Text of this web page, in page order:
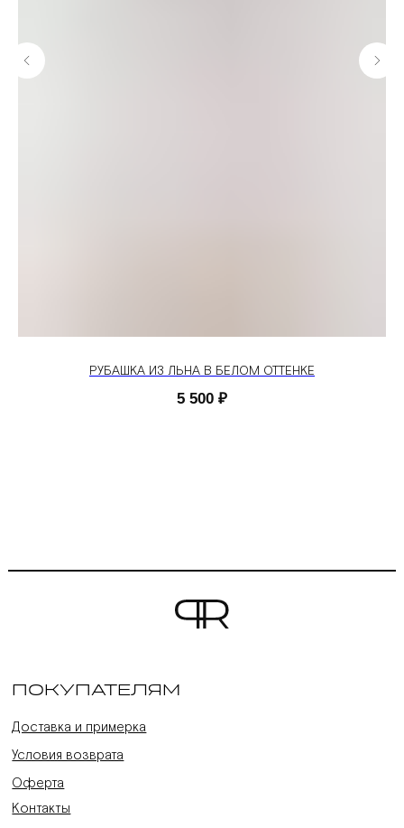
РУБАШКА ИЗ ЛЬНА В БЕЛОМ ОТТЕНКЕ
5 500 ₽
ПОКУПАТЕЛЯМ
Доставка и примерка
Условия возврата
Оферта
Контакты